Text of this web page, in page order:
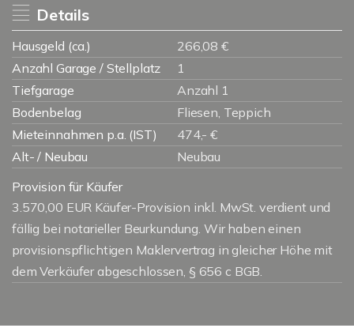
Details
Hausgeld (ca.)
266,08 €
Anzahl Garage / Stellplatz
1
Tiefgarage
Anzahl 1
Bodenbelag
Fliesen, Teppich
Mieteinnahmen p.a. (IST)
474,- €
Alt- / Neubau
Neubau
Provision für Käufer
3.570,00 EUR Käufer-Provision inkl. MwSt. verdient und
fällig bei notarieller Beurkundung. Wir haben einen
provisionspflichtigen Maklervertrag in gleicher Höhe mit
dem Verkäufer abgeschlossen, § 656 c BGB.